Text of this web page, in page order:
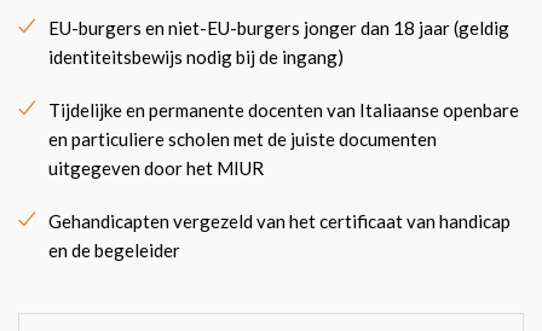
EU-burgers en niet-EU-burgers jonger dan 18 jaar (geldig
identiteitsbewijs nodig bij de ingang)
Tijdelijke en permanente docenten van Italiaanse openbare
en particuliere scholen met de juiste documenten
uitgegeven door het MIUR
Gehandicapten vergezeld van het certificaat van handicap
en de begeleider